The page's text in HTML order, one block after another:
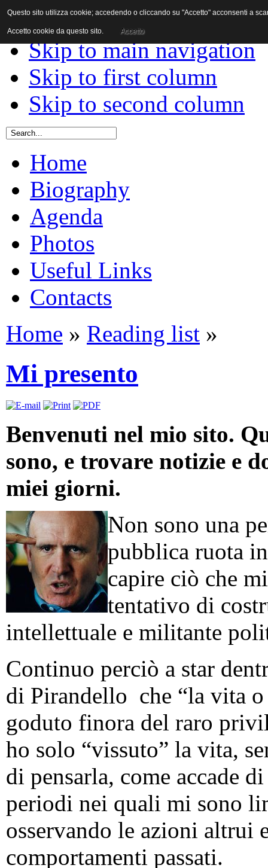
Skip to content
Skip to main navigation
Skip to first column
Skip to second column
Home
Biography
Agenda
Photos
Useful Links
Contacts
Home » Reading list »
Mi presento
Benvenuti nel mio sito.
sono, e trovare notizie e
miei giorni.
Non sono una
pubblica ruota
capire ciò che
tentativo di
intellettuale e militante
Continuo perciò a star
di Pirandello che “la vita
goduto finora del raro
ho solo “vissuto” la vita,
di pensarla, come accade
periodi nei quali mi sono
osservando le azioni altrui
comportamenti passati.
Questo sito utilizza cookie; accedendo o cliccando su "Accetto" acconsenti a
Accetto cookie da questo sito. Accetto